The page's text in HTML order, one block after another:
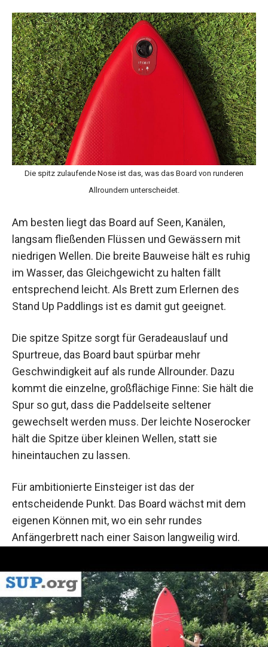
Die spitz zulaufende Nose ist das, was das Board von runderen
Allroundern unterscheidet.
Am besten liegt das Board auf Seen, Kanälen,
langsam fließenden Flüssen und Gewässern mit
niedrigen Wellen. Die breite Bauweise hält es ruhig
im Wasser, das Gleichgewicht zu halten fällt
entsprechend leicht. Als Brett zum Erlernen des
Stand Up Paddlings ist es damit gut geeignet.
Die spitze Spitze sorgt für Geradeauslauf und
Spurtreue, das Board baut spürbar mehr
Geschwindigkeit auf als runde Allrounder. Dazu
kommt die einzelne, großflächige Finne: Sie hält die
Spur so gut, dass die Paddelseite seltener
gewechselt werden muss. Der leichte Noserocker
hält die Spitze über kleinen Wellen, statt sie
hineintauchen zu lassen.
Für ambitionierte Einsteiger ist das der
entscheidende Punkt. Das Board wächst mit dem
eigenen Können mit, wo ein sehr rundes
Anfängerbrett nach einer Saison langweilig wird.
einemTouring Boardtrotzdem besser bedient.
Das ist im Karton